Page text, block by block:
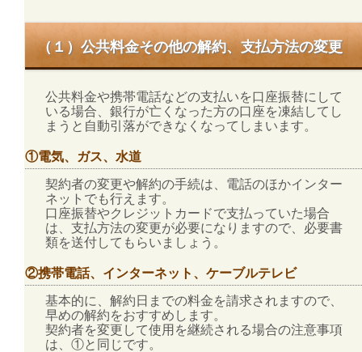
（１）公共料金その他の解約、支払方法の変更
公共料金や携帯電話などの支払いを口座振替にして
いる場合、銀行が亡くなった方の口座を凍結してし
まうと自動引落ができなくなってしまいます。
①電気、ガス、水道
契約者の変更や解約の手続は、電話のほかインター
ネットでも行えます。
口座振替やクレジットカードで支払っていた場合
は、支払方法の変更が必要になりますので、必要書
類を送付してもらいましょう。
②携帯電話、インターネット、ケーブルテレビ
基本的に、解約日までの料金を請求されますので、
早めの解約をおすすめします。
契約者を変更して使用を継続される場合の注意事項
は、①と同じです。